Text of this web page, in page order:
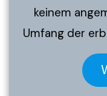
keinem
Umfang der